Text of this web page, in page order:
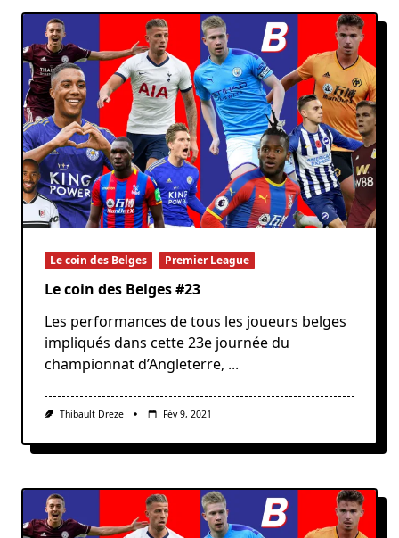
Le coin des Belges Premier League
Le coin des Belges #23
Les performances de tous les joueurs belges
impliqués dans cette 23e journée du
championnat d’Angleterre, ...
Thibault Dreze Fév 9, 2021